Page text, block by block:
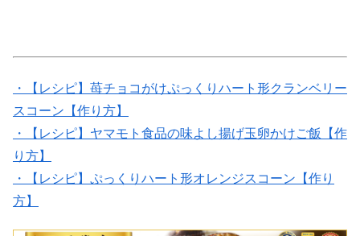
・【レシピ】苺チョコがけぷっくりハート形クランベリー
スコーン【作り方】
・【レシピ】ヤマモト食品の味よし揚げ玉卵かけご飯【作
り方】
・【レシピ】ぷっくりハート形オレンジスコーン【作り
方】